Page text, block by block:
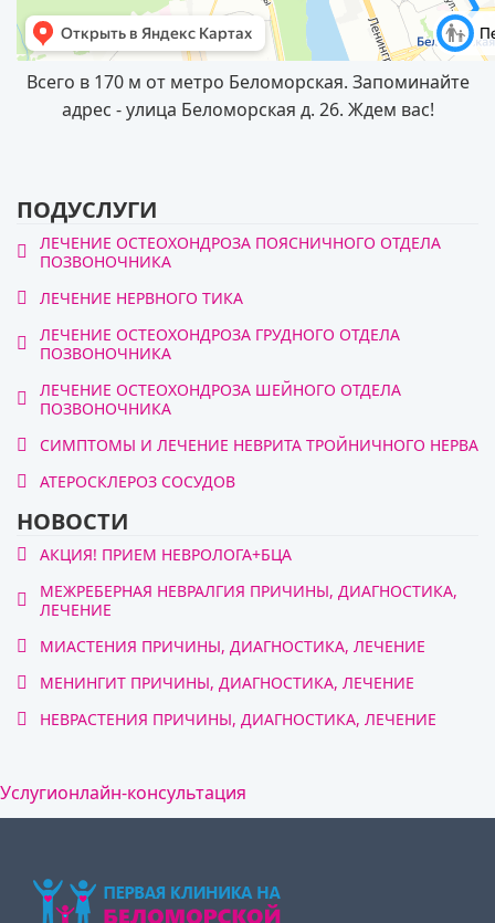
Всего в 170 м от метро Беломорская. Запоминайте
адрес - улица Беломорская д. 26. Ждем вас!
ПОДУСЛУГИ
ЛЕЧЕНИЕ ОСТЕОХОНДРОЗА ПОЯСНИЧНОГО ОТДЕЛА
ПОЗВОНОЧНИКА
ЛЕЧЕНИЕ НЕРВНОГО ТИКА
ЛЕЧЕНИЕ ОСТЕОХОНДРОЗА ГРУДНОГО ОТДЕЛА
ПОЗВОНОЧНИКА
ЛЕЧЕНИЕ ОСТЕОХОНДРОЗА ШЕЙНОГО ОТДЕЛА
ПОЗВОНОЧНИКА
СИМПТОМЫ И ЛЕЧЕНИЕ НЕВРИТА ТРОЙНИЧНОГО НЕРВА
АТЕРОСКЛЕРОЗ СОСУДОВ
НОВОСТИ
АКЦИЯ! ПРИЕМ НЕВРОЛОГА+БЦА
МЕЖРЕБЕРНАЯ НЕВРАЛГИЯ ПРИЧИНЫ, ДИАГНОСТИКА,
ЛЕЧЕНИЕ
МИАСТЕНИЯ ПРИЧИНЫ, ДИАГНОСТИКА, ЛЕЧЕНИЕ
МЕНИНГИТ ПРИЧИНЫ, ДИАГНОСТИКА, ЛЕЧЕНИЕ
НЕВРАСТЕНИЯ ПРИЧИНЫ, ДИАГНОСТИКА, ЛЕЧЕНИЕ
Услугионлайн-консультация